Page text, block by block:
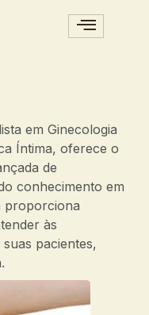
em Ginecologia
Íntima, oferece o
de
conhecimento em
proporciona
às
pacientes,